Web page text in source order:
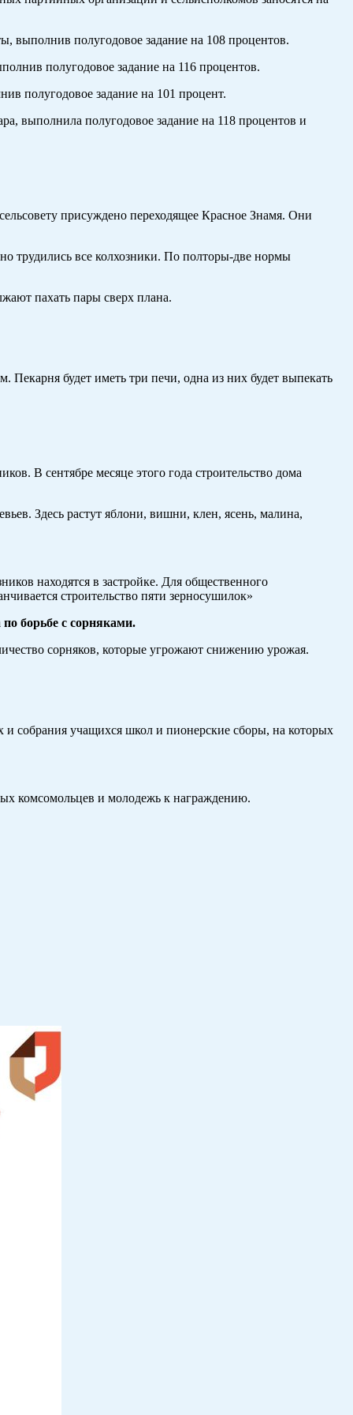
полугодовое задание на 108 процентов.
полугодовое задание на 116 процентов.
полугодовое задание на 101 процент.
выполнила полугодовое задание на 118 процентов и
присуждено переходящее Красное Знамя. Они
трудились все колхозники. По полторы-две нормы
пахать пары сверх плана.
будет иметь три печи, одна из них будет выпекать
В сентябре месяце этого года строительство дома
Здесь растут яблони, вишни, клен, ясень, малина,
находятся в застройке. Для общественного
строительство пяти зерносушилок»
борьбе с сорняками.
сорняков, которые угрожают снижению урожая.
и собрания учащихся школ и пионерские сборы, на которых
комсомольцев и молодежь к награждению.